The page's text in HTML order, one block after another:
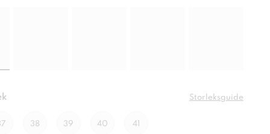
Storleksguide
38 39 40 41